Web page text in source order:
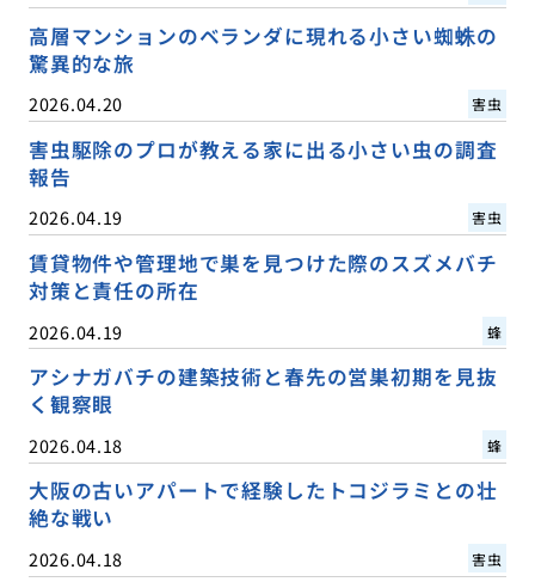
高層マンションのベランダに現れる小さい蜘蛛の
驚異的な旅
2026.04.20 害虫
害虫駆除のプロが教える家に出る小さい虫の調査
報告
2026.04.19 害虫
賃貸物件や管理地で巣を見つけた際のスズメバチ
対策と責任の所在
2026.04.19 蜂
アシナガバチの建築技術と春先の営巣初期を見抜
く観察眼
2026.04.18 蜂
大阪の古いアパートで経験したトコジラミとの壮
絶な戦い
2026.04.18 害虫